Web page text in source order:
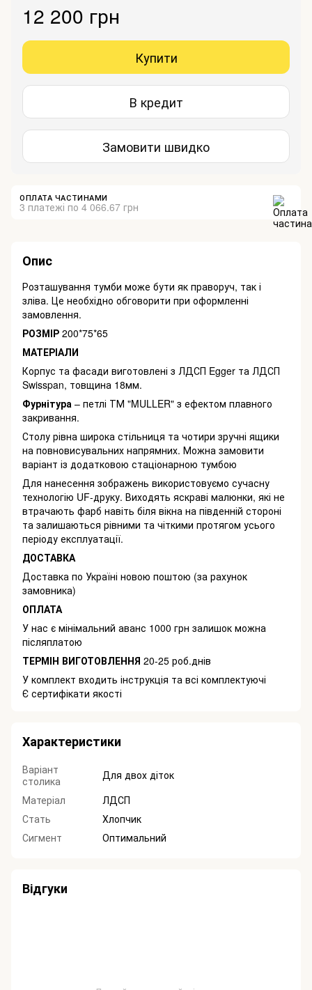
12 200 грн
Купити
В кредит
Замовити швидко
ОПЛАТА ЧАСТИНАМИ
3 платежі по 4 066.67 грн
Опис
Розташування тумби може бути як праворуч, так і
зліва. Це необхідно обговорити при оформленні
замовлення.
РОЗМІР 200*75*65
МАТЕРІАЛИ
Корпус та фасади виготовлені з ЛДСП Egger та ЛДСП
Swisspan, товщина 18мм.
Фурнітура – ​​петлі ТМ "MULLER" з ефектом плавного
закривання.
Столу рівна широка стільниця та чотири зручні ящики
на повновисувальних напрямних. Можна замовити
варіант із додатковою стаціонарною тумбою
Для нанесення зображень використовуємо сучасну
технологію UF-друку. Виходять яскраві малюнки, які не
втрачають фарб навіть біля вікна на південній стороні
та залишаються рівними та чіткими протягом усього
періоду експлуатації.
ДОСТАВКА
Доставка по Україні новою поштою (за рахунок
замовника)
ОПЛАТА
У нас є мінімальний аванс 1000 грн залишок можна
післяплатою
ТЕРМІН ВИГОТОВЛЕННЯ 20-25 роб.днів
У комплект входить інструкція та всі комплектуючі
Є сертифікати якості
Характеристики
Варіант
столика
Для двох діток
Матеріал
ЛДСП
Стать
Хлопчик
Сигмент
Оптимальний
Відгуки